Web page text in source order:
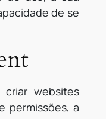
de se
websites
permissões, a